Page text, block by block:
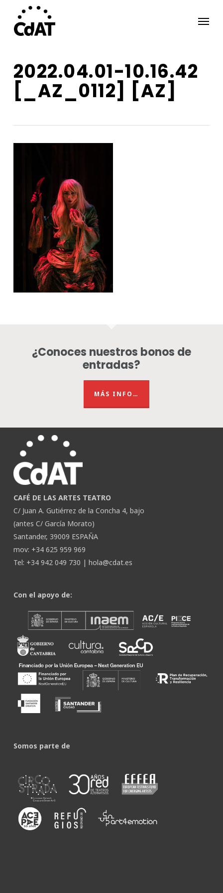
main
Menu
2022.04.01-10.16.42
[_AZ_0112] [AZ]
¿Conoces nuestros bonos de
entradas?
MÁS INFO…
CAFÉ DE LAS ARTES TEATRO
C/ Juan A. Gutiérrez de la Concha 4, bajo
(antes C/ García Morato)
Santander, 39009 ESPAÑA
mov: +34 625 959 969
Tel: +34 942 049 730 | hola@cdat.es
Con el apoyo de:
Somos parte de